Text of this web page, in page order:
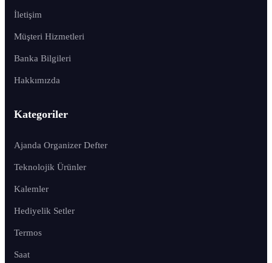
İletişim
Müşteri Hizmetleri
Banka Bilgileri
Hakkımızda
Kategoriler
Ajanda Organizer Defter
Teknolojik Ürünler
Kalemler
Hediyelik Setler
Termos
Saat